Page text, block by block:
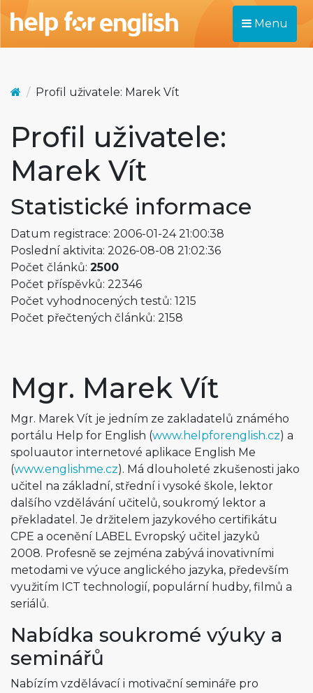
Menu
Profil uživatele: Marek Vít
Profil uživatele:
Marek Vít
Statistické informace
Datum registrace: 2006-01-24 21:00:38
Poslední aktivita: 2026-08-08 21:02:36
Počet článků: 2500
Počet příspěvků: 22346
Počet vyhodnocených testů: 1215
Počet přečtených článků: 2158
Mgr. Marek Vít
Mgr. Marek Vít je jedním ze zakladatelů známého
portálu Help for English (www.helpforenglish.cz) a
spoluautor internetové aplikace English Me
(www.englishme.cz). Má dlouholeté zkušenosti jako
učitel na základní, střední i vysoké škole, lektor
dalšího vzdělávání učitelů, soukromý lektor a
překladatel. Je držitelem jazykového certifikátu
CPE a ocenění LABEL Evropský učitel jazyků
2008. Profesně se zejména zabývá inovativními
metodami ve výuce anglického jazyka, především
využitím ICT technologií, populární hudby, filmů a
seriálů.
Nabídka soukromé výuky a
seminářů
Nabízím vzdělávací i motivační semináře pro